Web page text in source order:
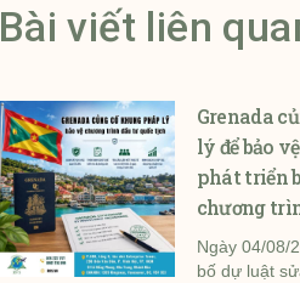
Bài viết liên
Grenada
lý để bảo
phát triển
chương
Ngày 04/08/
bố dự luật